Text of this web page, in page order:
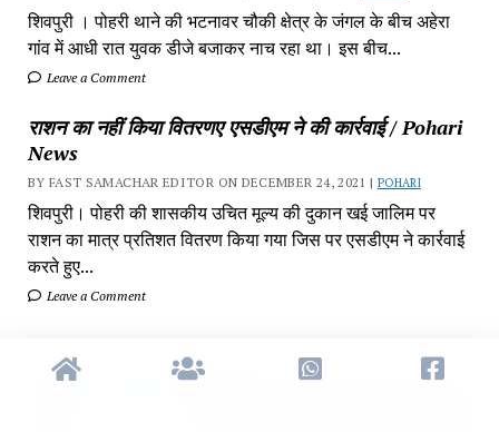
शिवपुरी‎ । पोहरी थाने की भटनावर चौकी क्षेत्र‎ के जंगल के बीच अहेरा
गांव में‎ आधी रात युवक डीजे बजाकर‎ नाच रहा था। इस बीच...
Leave a Comment
राशन का नहीं किया वितरणए एसडीएम ने की कार्रवाई / Pohari
News
BY FAST SAMACHAR EDITOR ON DECEMBER 24, 2021 | POHARI
शिवपुरी। पोहरी की शासकीय उचित मूल्य की दुकान खई जालिम पर
राशन का मात्र प्रतिशत वितरण किया गया जिस पर एसडीएम ने कार्रवाई
करते हुए...
Leave a Comment